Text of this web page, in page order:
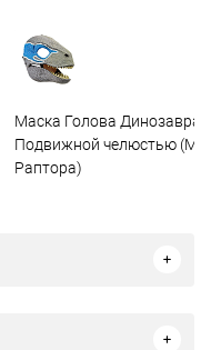
Маска Голова Динозавра с
Подвижной челюстью
Раптора)